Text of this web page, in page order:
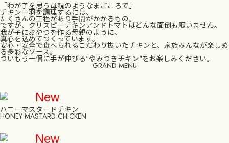
「わが子を思う母親のようなまごころで」
チキン一羽を調理するには、
たくさんの工程があり手間がかかるもの。
ですが、クリスピーチキンアンドトマトはどんな面倒も厭いません。
我が子におやつを作る母親のように、
真心を込めてつくっています。
安心・安全で食べられるこだわり抜いたチキンと、家族みんなが楽しめ
る多彩なソース。
ついもう一個に手が伸びる"やみつきチキン"をお楽しみください。
GRAND MENU
New
ハニーマスタードチキン
HONEY MASTARD CHICKEN
New